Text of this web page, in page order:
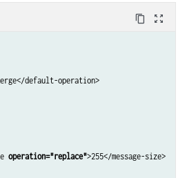
content_copy zoom_out_map
default-operation>
operation="replace">255</message-size>